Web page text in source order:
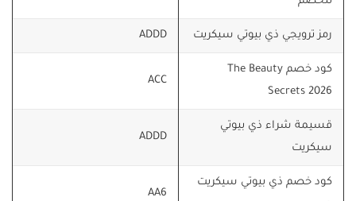
رمز ترويجي ذي بيوتي سيكريت ADDD
كود خصم The Beauty
Secrets 2026
ACC
قسيمة شراء ذي بيوتي
سيكريت
ADDD
كود خصم ذي بيوتي سيكريت
AA6